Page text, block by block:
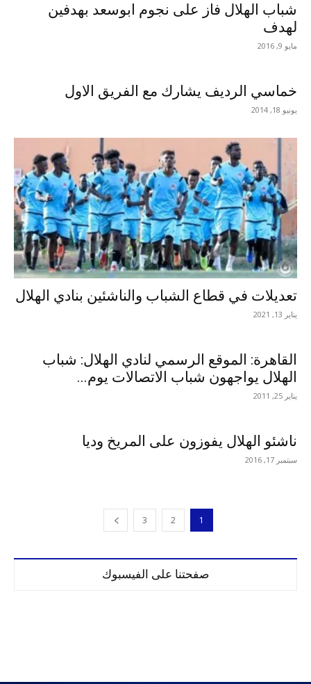
شباب الهلال فاز على نجوم ابوسعد بهدفين
لهدف
مايو 9, 2016
خماسي الرديف يشارك مع الفريق الاول
يونيو 18, 2014
تعديلات في قطاع الشباب والناشئين بنادي الهلال
يناير 13, 2021
القاهرة: الموقع الرسمي لنادي الهلال: شباب
الهلال يواجهون شباب الاتصالات يوم...
يناير 25, 2011
ناشئو الهلال يفوزون على المريخ وديا
سبتمبر 17, 2016
1
2
3
صفحتنا على الفيسبوك